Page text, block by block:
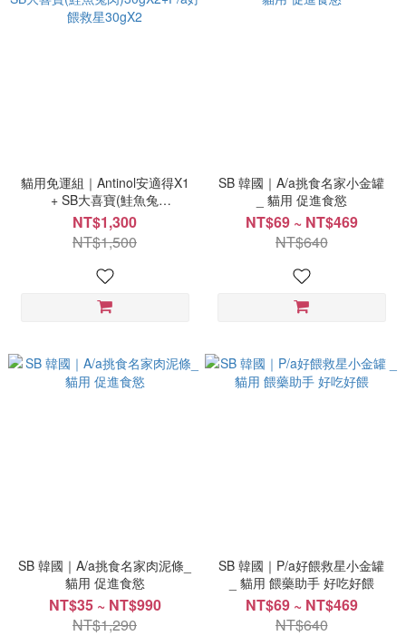
貓用免運組｜Antinol安適得X1
+ SB大喜寶(鮭魚兔
肉)30gX2+P/a好餵救星30gX2
NT$1,300
NT$1,500
SB 韓國｜A/a挑食名家小金罐
_ 貓用 促進食慾
NT$69 ~ NT$469
NT$640
SB 韓國｜A/a挑食名家肉泥條_
貓用 促進食慾
NT$35 ~ NT$990
NT$1,290
SB 韓國｜P/a好餵救星小金罐
_ 貓用 餵藥助手 好吃好餵
NT$69 ~ NT$469
NT$640